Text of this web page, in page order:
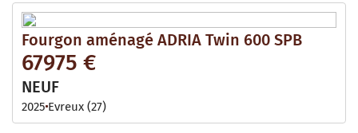
Fourgon aménagé ADRIA Twin 600 SPB
67975 €
NEUF
2025 Evreux (27)